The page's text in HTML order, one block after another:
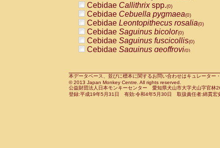
CercopithecidaeCercocebus agilis
CercopithecidaeCercocebus
CercopithecidaeCercocebus
CercopithecidaeCercocebus
CercopithecidaeCercocebus
CercopithecidaeCercocebushybrid
CercopithecidaePapio anubis(0)
CercopithecidaePapio cynocephalus
CercopithecidaePapio hamadryas(0)
Cebidae Callithrixspp.(0)
Cebidae Cebuella pygmaea(0)
Cebidae Leontopithecus rosalia(0)
Cebidae Saguinus bicolor(0)
Cebidae Saguinus fuscicollis(0)
Cebidae Saguinus geoffroyi(0)
CebidaeSaguinus leucopus(0)
CebidaeSaguinus midas(0)
Cebidae Saguinus mystax(0)
本データベース、並びに標本に関するお問い合わせはキュレータ
© 2013 Japan Monkey Centre. All rights reserved.
公益財団法人日本モンキーセンター 愛知県犬山市大字犬山字官
登録:平成19年5月31日 有効:令和4年5月30日 取扱責任者:綿貫宏